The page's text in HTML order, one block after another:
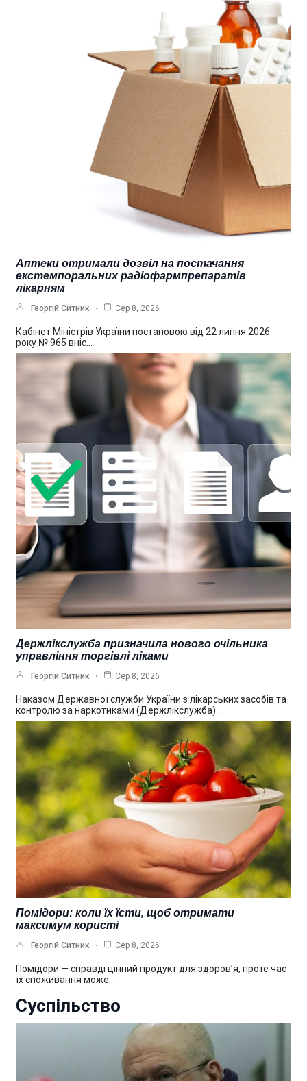
Аптеки отримали дозвіл на постачання
екстемпоральних радіофармпрепаратів
лікарням
Георгій Ситник Сер 8, 2026
Кабінет Міністрів України постановою від 22 липня 2026
року № 965 вніс…
Держлікслужба призначила нового очільника
управління торгівлі ліками
Георгій Ситник Сер 8, 2026
Наказом Державної служби України з лікарських засобів та
контролю за наркотиками (Держлікслужба)…
Помідори: коли їх їсти, щоб отримати
максимум користі
Георгій Ситник Сер 8, 2026
Помідори — справді цінний продукт для здоров’я, проте час
їх споживання може…
Суспільство